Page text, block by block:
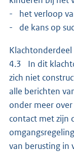
- het verloop
- de kans op
Klachtonderdeel
4.3 In dit
zich niet
alle berichten
onder meer
contact met zijn
van berusting in